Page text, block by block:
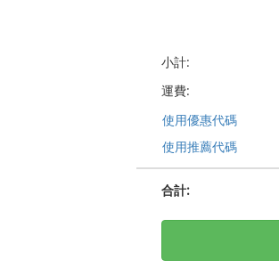
小計:
運費:
使用優惠代碼
使用推薦代碼
合計: